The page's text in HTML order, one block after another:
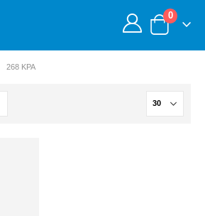
0
268 KPA